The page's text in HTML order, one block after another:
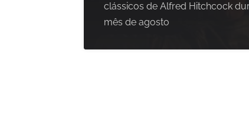
clássicos de Alfred Hitchcock
mês de agosto